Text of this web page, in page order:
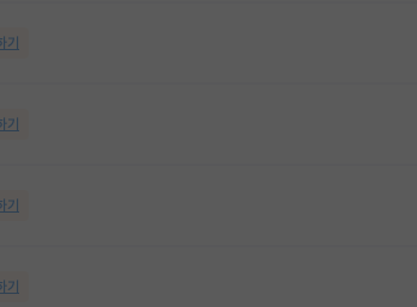
기
기
기
기